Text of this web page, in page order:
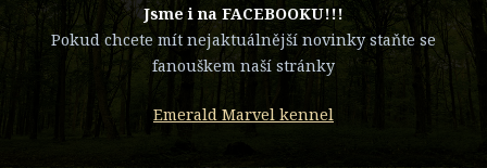
​Jsme i na FACEBOOKU!!!
Pokud chcete mít nejaktuálnější novinky staňte se
fanouškem naší stránky
Emerald Marvel kennel